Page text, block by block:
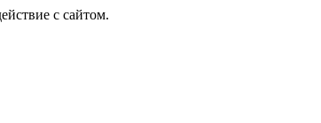
с сайтом.